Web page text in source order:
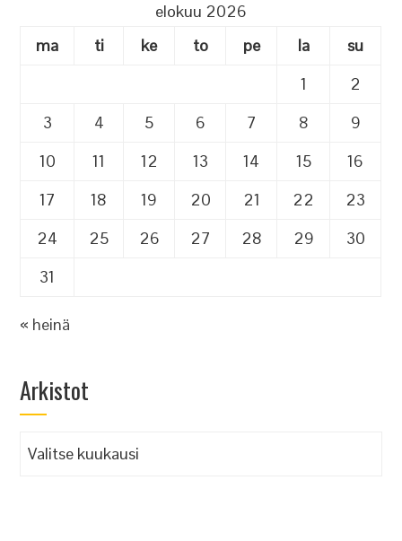
elokuu 2026
ma
ti ke to pe la
su
1
2
3
4 5 6 7 8
9
10
11 12 13 14 15
16
17
18 19 20 21 22
23
24
25 26 27 28 29
30
31
« heinä
Arkistot
Arkistot